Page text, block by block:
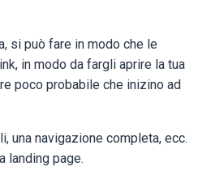
si può fare in modo che le
in modo da fargli aprire la tua
poco probabile che inizino ad
una navigazione completa, ecc.
landing page.